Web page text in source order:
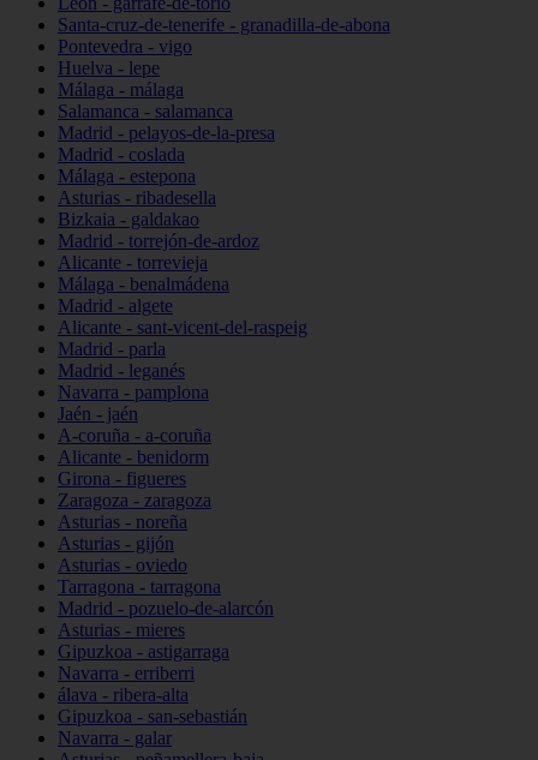
Santa-cruz-de-tenerife - granadilla-de-abona
Pontevedra - vigo
Huelva - lepe
Málaga - málaga
Salamanca - salamanca
Madrid - pelayos-de-la-presa
Madrid - coslada
Málaga - estepona
Asturias - ribadesella
Bizkaia - galdakao
Madrid - torrejón-de-ardoz
Alicante - torrevieja
Málaga - benalmádena
Madrid - algete
Alicante - sant-vicent-del-raspeig
Madrid - parla
Madrid - leganés
Navarra - pamplona
Jaén - jaén
A-coruña - a-coruña
Alicante - benidorm
Girona - figueres
Zaragoza - zaragoza
Asturias - noreña
Asturias - gijón
Asturias - oviedo
Tarragona - tarragona
Madrid - pozuelo-de-alarcón
Asturias - mieres
Gipuzkoa - astigarraga
Navarra - erriberri
álava - ribera-alta
Gipuzkoa - san-sebastián
Navarra - galar